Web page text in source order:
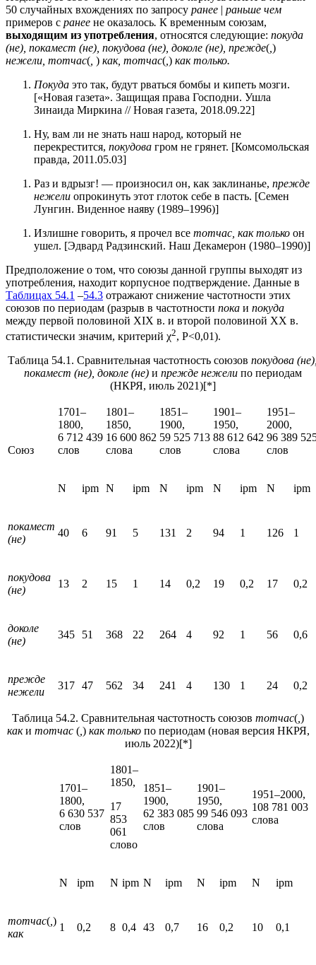
50 случайных вхождениях по запросу ранее | раньше чем
примеров с ранее не оказалось. К временным союзам,
выходящим из употребления, относятся следующие: покуда
(не), покамест (не), покудова (не), доколе (не), прежде( )
нежели, тотчас( ) как, тотчас( ) как только.
Покуда это так, будут рваться бомбы и кипеть мозги.
[«Новая газета». Защищая права Господни. Ушла
Зинаида Миркина // Новая газета, 2018.09.22]
Ну, вам ли не знать наш народ, который не
перекрестится, покудова гром не грянет. [Комсомольская
правда, 2011.05.03]
Раз и вдрызг! ― произносил он, как заклинанье, прежде
нежели опрокинуть этот глоток себе в пасть. [Семен
Лунгин. Виденное наяву (1989–1996)]
Излишне говорить, я прочел все тотчас, как только он
ушел. [Эдвард Радзинский. Наш Декамерон (1980–1990)]
Предположение о том, что союзы данной группы выходят из
употребления, находит корпусное подтверждение. Данные в
Таблицах 54.1 –54.3 отражают снижение частотности этих
союзов по периодам (разрыв в частотности пока и покуда
между первой половиной XIX в. и второй половиной XX в.
статистически значим, критерий χ2, P<0,01).
Таблица 54.1. Сравнительная частотность союзов покудова
покамест (не), доколе (не) и прежде нежелипо периодам
(НКРЯ, июль 2021)[*]
Союз
1701–
1800,
6 712 439
слов
1801–
1850,
16 600 862
слова
1851–
1900,
59 525 713
слов
1901–
1950,
88 612 642
слова
1951–
2000,
96 389
слов
N ipm N ipm N ipm N ipm N ipm
покамест
(не)
40 6 91 5 131 2 94 1 126 1
покудова
(не)
13 2 15 1 14 0,2 19 0,2 17 0,2
доколе
(не)
345 51 368 22 264 4 92 1 56 0,6
прежде
нежели
317 47 562 34 241 4 130 1 24 0,2
Таблица 54.2. Сравнительная частотность союзов тотчас( )
каки тотчас(, )как толькопо периодам (новая версия НКРЯ,
июль 2022)[*]
1701–
1800,
6 630 537
слов
1801–
1850,
17
853
061
слово
1851–
1900,
62 383 085
слов
1901–
1950,
99 546 093
слова
1951–2000,
108 781 003
слова
N ipm N ipm N ipm N ipm N ipm
тотчас( )
как
1 0,2 8 0,4 43 0,7 16 0,2 10 0,1